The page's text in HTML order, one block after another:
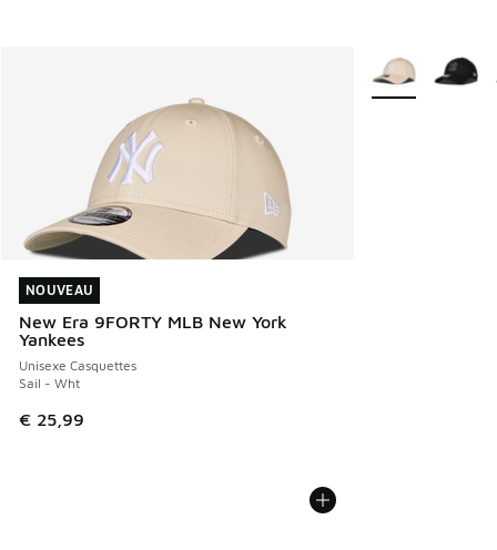
NOUVEAU
New Era 9FORTY MLB New York
Yankees
Unisexe Casquettes
Sail - Wht
€ 25,99
NOUVEAU
Plus de couleurs